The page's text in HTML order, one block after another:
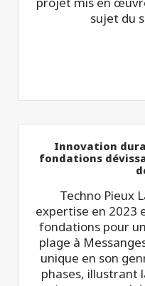
sujet du
Innovation
fondations
Techno Pieux
expertise en 2023
fondations pour
plage à
unique en son
phases, illustrant